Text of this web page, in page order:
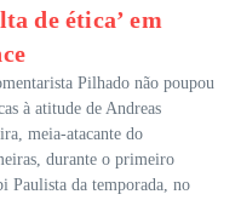
de ética’ em
Pilhado não poupou
à atitude de Andreas
meia-atacante do
durante o primeiro
Paulista da temporada, no